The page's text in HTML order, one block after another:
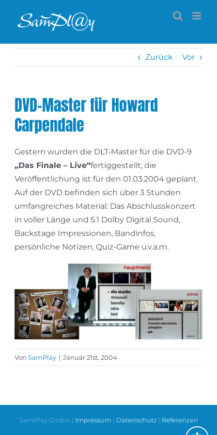
Inhalt
Zurück Vor
DVD-Master für Howard
Carpendale
Gestern wurden die DLT-Master für die DVD-9
„Das Finale – Live“fertiggestellt; die
Veröffentlichung ist für den 01.03.2004 geplant.
Auf der DVD befinden sich über 3 Stunden
umfangreiches Material: Das Abschlusskonzert
in voller Länge und 5.1 Dolby Digital Sound,
Backstage Impressionen, Bandinfos,
persönliche Notizen, Quiz-Game u.v.a.m.
Von SamPlay | Januar 21st, 2004
SamPlay GmbH | Impressum | Datenschutz | Referenzen